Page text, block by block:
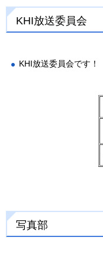
KHI放送委員会
KHI放送委員会です！
写真部